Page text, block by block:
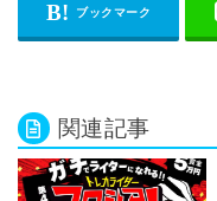
関連記事